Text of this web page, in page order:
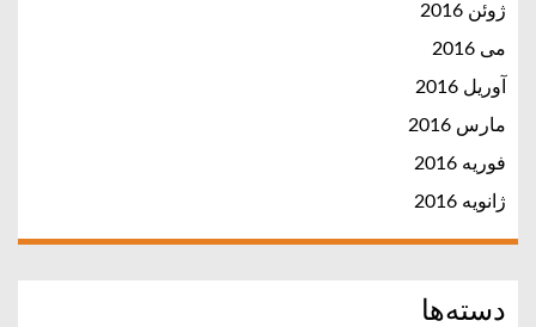
ژوئن 2016
می 2016
آوریل 2016
مارس 2016
فوریه 2016
ژانویه 2016
دسته‌ها